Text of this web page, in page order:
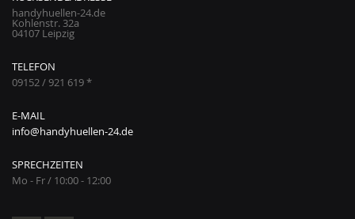
handyhuellen-24.de
Kohlenstr. 32a
04107 Leipzig
TELEFON
09152 / 921 619 *
E-MAIL
info@handyhuellen-24.de
SPRECHZEITEN
Mo - Fr / 10:00 - 12:00